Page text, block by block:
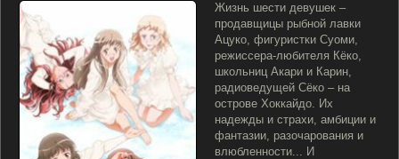
Жизнь шести девушек –
продавщицы рыбной лавки
Ацуко, фигуристки Суоми,
режиссера-любителя Кёко,
школьниц Акари и Карин,
радиоведущей Сёко – на
острове Хоккайдо. Их
надежды и страхи, амбиции и
фантазии, разочарования и
влюбленности... И